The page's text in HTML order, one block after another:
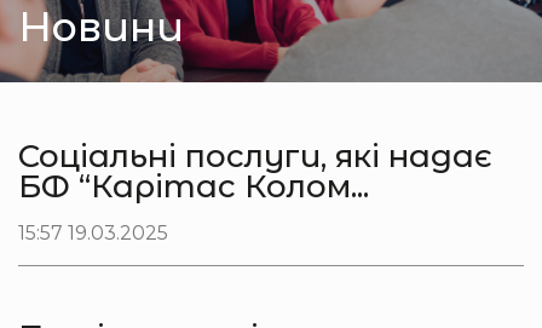
Новини
Соціальні послуги, які надає
БФ “Карітас Колом...
15:57 19.03.2025